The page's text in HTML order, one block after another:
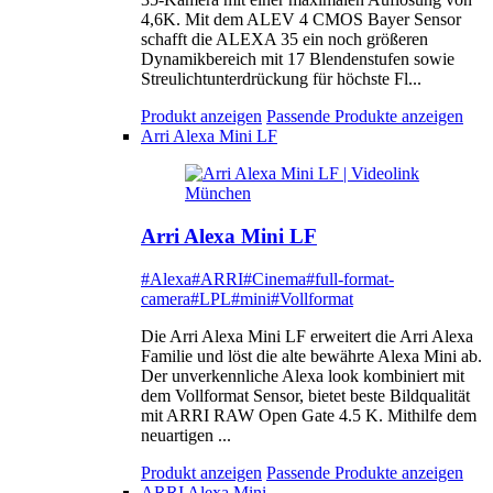
4,6K. Mit dem ALEV 4 CMOS Bayer Sensor
schafft die ALEXA 35 ein noch größeren
Dynamikbereich mit 17 Blendenstufen sowie
Streulichtunterdrückung für höchste Fl...
Produkt anzeigen Passende Produkte anzeigen
Arri Alexa Mini LF
Arri Alexa Mini LF
#Alexa#ARRI#Cinema#full-format-
camera#LPL#mini#Vollformat
Die Arri Alexa Mini LF erweitert die Arri Alexa
Familie und löst die alte bewährte Alexa Mini ab.
Der unverkennliche Alexa look kombiniert mit
dem Vollformat Sensor, bietet beste Bildqualität
mit ARRI RAW Open Gate 4.5 K. Mithilfe dem
neuartigen ...
Produkt anzeigen Passende Produkte anzeigen